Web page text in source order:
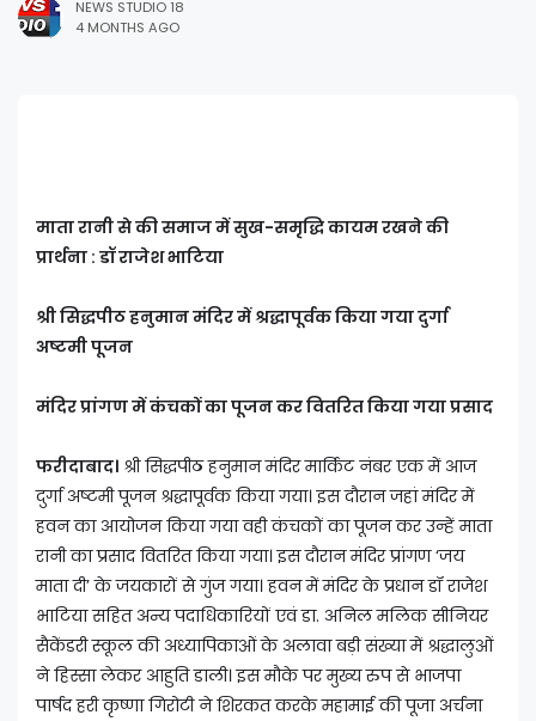
NEWS STUDIO 18
4 MONTHS AGO
माता रानी से की समाज में सुख-समृद्धि कायम रखने की
प्रार्थना : डॉ राजेश भाटिया
श्री सिद्धपीठ हनुमान मंदिर में श्रद्धापूर्वक किया गया दुर्गा
अष्टमी पूजन
मंदिर प्रांगण में कंचकों का पूजन कर वितरित किया गया प्रसाद
फरीदाबाद। श्री सिद्धपीठ हनुमान मंदिर मार्किट नंबर एक में आज
दुर्गा अष्टमी पूजन श्रद्धापूर्वक किया गया। इस दौरान जहां मंदिर में
हवन का आयोजन किया गया वही कंचकों का पूजन कर उन्हें माता
रानी का प्रसाद वितरित किया गया। इस दौरान मंदिर प्रांगण ‘जय
माता दी’ के जयकारों से गुंज गया। हवन में मंदिर के प्रधान डॉ राजेश
भाटिया सहित अन्य पदाधिकारियों एवं डा. अनिल मलिक सीनियर
सैकेंडरी स्कूल की अध्यापिकाओं के अलावा बड़ी संख्या में श्रद्धालुओं
ने हिस्सा लेकर आहुति डाली। इस मौके पर मुख्य रुप से भाजपा
पार्षद हरी कृष्णा गिरोटी ने शिरकत करके महामाई की पूजा अर्चना